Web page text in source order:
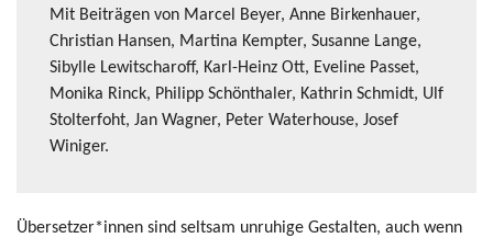
Mit Beiträgen von Marcel Beyer, Anne Birkenhauer,
Christian Hansen, Martina Kempter, Susanne Lange,
Sibylle Lewitscharoff, Karl-Heinz Ott, Eveline Passet,
Monika Rinck, Philipp Schönthaler, Kathrin Schmidt, Ulf
Stolterfoht, Jan Wagner, Peter Waterhouse, Josef
Winiger.
Übersetzer*innen sind seltsam unruhige Gestalten, auch wenn